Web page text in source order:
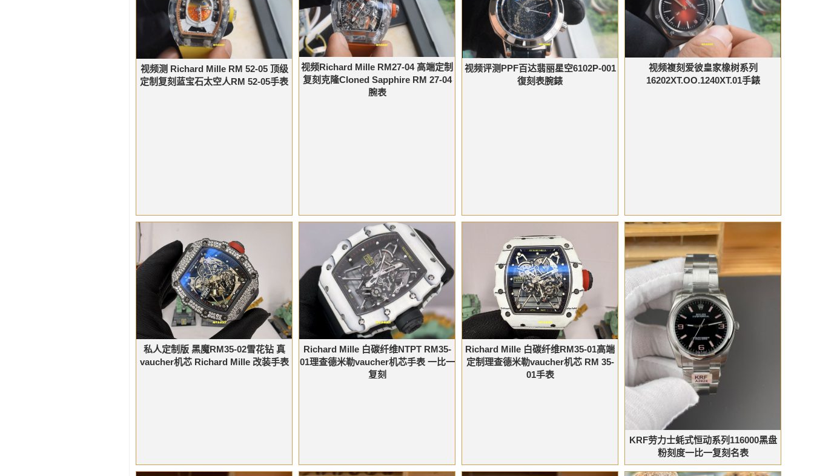
视频测 Richard Mille RM 52-05 顶级
定制复刻蓝宝石太空人RM 52-05手表
视频Richard Mille RM27-04 高端定制
复刻克隆Cloned Sapphire RM 27-04
腕表
视频评测PPF百达翡丽星空6102P-001
復刻表腕錶
视频複刻爱彼皇家橡树系列
16202XT.OO.1240XT.01手錶
私人定制版 黑魔RM35-02雪花钻 真
vaucher机芯 Richard Mille 改装手表
Richard Mille 白碳纤维NTPT RM35-
01理查德米勒vaucher机芯手表 一比一
复刻
Richard Mille 白碳纤维RM35-01高端
定制理查德米勒vaucher机芯 RM 35-
01手表
KRF劳力士蚝式恒动系列116000黑盘
粉刻度一比一复刻名表